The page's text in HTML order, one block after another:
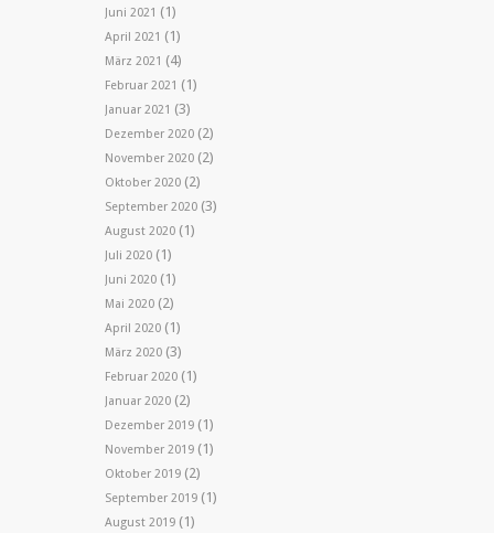
Juni 2021 (1)
April 2021 (1)
März 2021 (4)
Februar 2021 (1)
Januar 2021 (3)
Dezember 2020 (2)
November 2020 (2)
Oktober 2020 (2)
September 2020 (3)
August 2020 (1)
Juli 2020 (1)
Juni 2020 (1)
Mai 2020 (2)
April 2020 (1)
März 2020 (3)
Februar 2020 (1)
Januar 2020 (2)
Dezember 2019 (1)
November 2019 (1)
Oktober 2019 (2)
September 2019 (1)
August 2019 (1)